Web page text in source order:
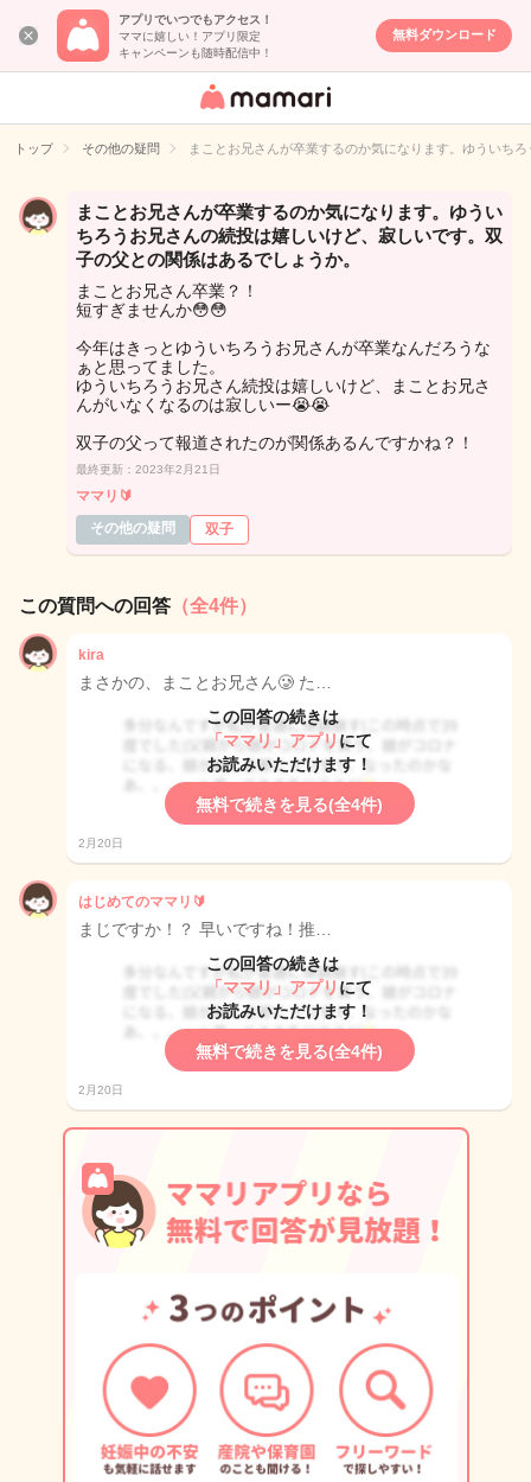
アプリでいつでもアクセス！
ママに嬉しい！アプリ限定
キャンペーンも随時配信中！
無料ダウンロード
女性専用匿名QA
イト
トップ その他の疑問 まことお兄さんが卒業するのか気になります。ゆういち
まことお兄さんが卒業するのか気になります。ゆうい
ちろうお兄さんの続投は嬉しいけど、寂しいです。双
子の父との関係はあるでしょうか。
まことお兄さん卒業？！
短すぎませんか😳😳
今年はきっとゆういちろうお兄さんが卒業なんだろうな
ぁと思ってました。
ゆういちろうお兄さん続投は嬉しいけど、まことお兄さ
んがいなくなるのは寂しいー😭😭
双子の父って報道されたのが関係あるんですかね？！
最終更新：2023年2月21日
ママリ🔰
その他の疑問
双子
この質問への回答 （全4件）
kira
まさかの、まことお兄さん🥲 た…
この回答の続きは
「ママリ」アプリ にて
お読みいただけます！
無料で続きを見る(全4件)
2月20日
はじめてのママリ🔰
まじですか！？ 早いですね！推…
この回答の続きは
「ママリ」アプリ にて
お読みいただけます！
無料で続きを見る(全4件)
2月20日